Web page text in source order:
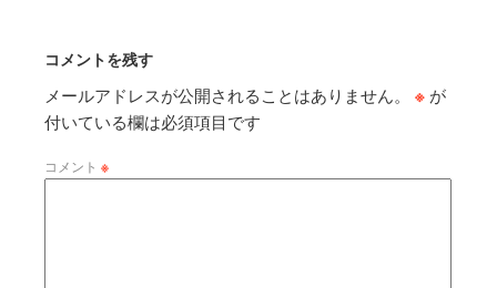
コメントを残す
メールアドレスが公開されることはありません。 ※ が
付いている欄は必須項目です
コメント ※